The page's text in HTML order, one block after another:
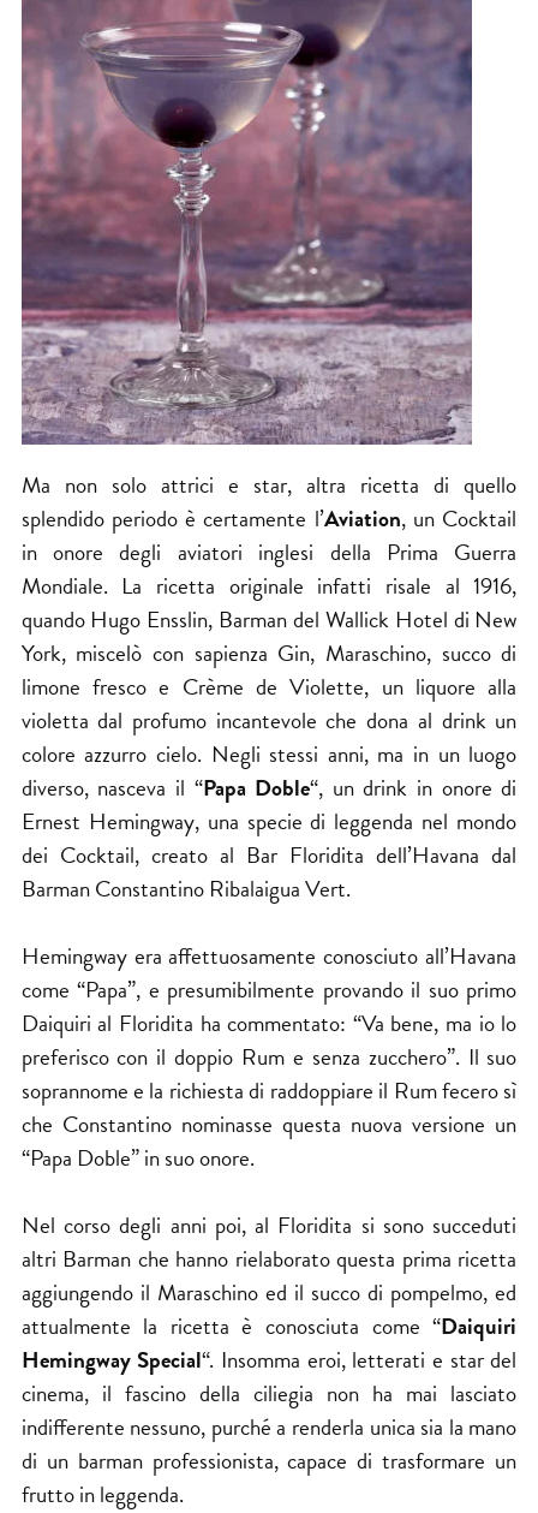
Ma non solo attrici e star, altra ricetta di quello
splendido periodo è certamente l’Aviation, un Cocktail
in onore degli aviatori inglesi della Prima Guerra
Mondiale. La ricetta originale infatti risale al 1916,
quando Hugo Ensslin, Barman del Wallick Hotel di New
York, miscelò con sapienza Gin, Maraschino, succo di
limone fresco e Crème de Violette, un liquore alla
violetta dal profumo incantevole che dona al drink un
colore azzurro cielo. Negli stessi anni, ma in un luogo
diverso, nasceva il “Papa Doble“, un drink in onore di
Ernest Hemingway, una specie di leggenda nel mondo
dei Cocktail, creato al Bar Floridita dell’Havana dal
Barman Constantino Ribalaigua Vert.
Hemingway era affettuosamente conosciuto all’Havana
come “Papa”, e presumibilmente provando il suo primo
Daiquiri al Floridita ha commentato: “Va bene, ma io lo
preferisco con il doppio Rum e senza zucchero”. Il suo
soprannome e la richiesta di raddoppiare il Rum fecero sì
che Constantino nominasse questa nuova versione un
“Papa Doble” in suo onore.
Nel corso degli anni poi, al Floridita si sono succeduti
altri Barman che hanno rielaborato questa prima ricetta
aggiungendo il Maraschino ed il succo di pompelmo, ed
attualmente la ricetta è conosciuta come “Daiquiri
Hemingway Special“. Insomma eroi, letterati e star del
cinema, il fascino della ciliegia non ha mai lasciato
indifferente nessuno, purché a renderla unica sia la mano
di un barman professionista, capace di trasformare un
frutto in leggenda.